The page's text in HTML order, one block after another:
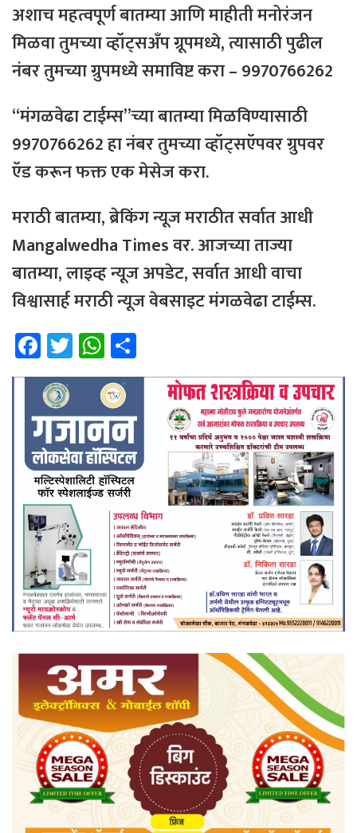
अशाच महत्वपूर्ण बातम्या आणि माहीती मनोरंजन
मिळवा तुमच्या व्हॉट्सअँप ग्रूपमध्ये, त्यासाठीपुढील
नंबरतुमच्याग्रुपमध्येसमाविष्टकरा – 9970766262
“मंगळवेढा टाईम्स”च्या बातम्या मिळविण्यासाठी
9970766262 हा नंबर तुमच्या व्हॉट्सऍपवर ग्रुपवर
ऍड करून फक्त एक मेसेज करा.
मराठी बातम्या, ब्रेकिंग न्यूज मराठीत सर्वात आधी
Mangalwedha Times वर. आजच्या ताज्या
बातम्या, लाइव्ह न्यूज अपडेट, सर्वात आधी वाचा
विश्वासार्ह मराठी न्यूज वेबसाइट मंगळवेढा टाईम्स.
Fa
ce
b
o
ok
T
wi
er
W
h
at
sA
p
p
ar